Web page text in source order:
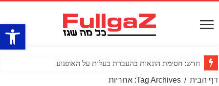
פתח
חדש: חסימת הונאות בהעברת בעלות על האופנוע
דף הבית / Tag Archives: אחריות